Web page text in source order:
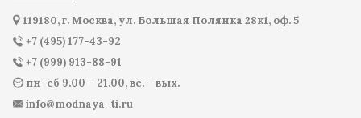
119180, г. Москва, ул. Большая Полянка 28к1, оф. 5
+7 (495) 177-43-92
+7 (999) 913-88-91
пн-сб 9.00 – 21.00, вс. – вых.
info@modnaya-ti.ru